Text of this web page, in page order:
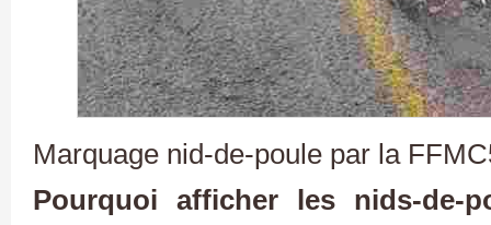
Marquage nid-de-poule par la
Pourquoi afficher les nids-de-